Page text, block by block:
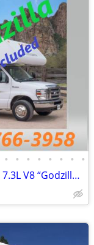
• • • • • • • •
2021 Winnebago Minnie Winnie 30ft - 7.3L V8 “Godzilla Engine"